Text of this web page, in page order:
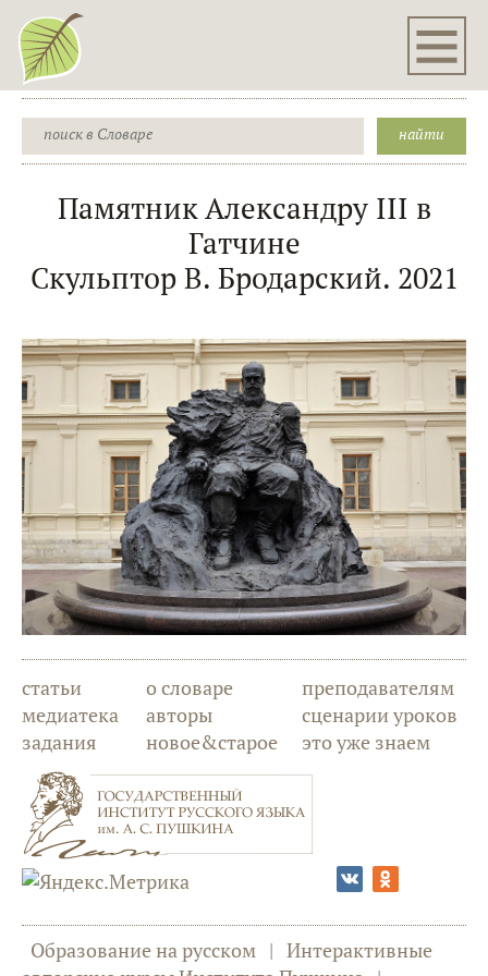
Памятник Александру III в
Гатчине
Скульптор В. Бродарский. 2021
статьи
медиатека
задания
о словаре
авторы
новое&старое
преподавателям
сценарии уроков
это уже знаем
Образование на русском | Интерактивные